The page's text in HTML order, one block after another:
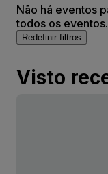
Não há eventos
todos os eventos.
Redefinir filtros
Visto